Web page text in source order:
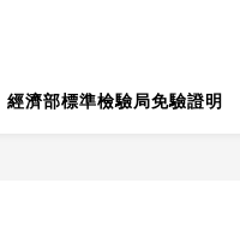
經濟部標準檢驗局免驗證明